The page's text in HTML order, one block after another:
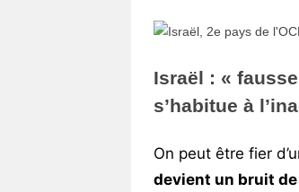
Israël : «
s’habitue à
On peut être fier
devient un bruit